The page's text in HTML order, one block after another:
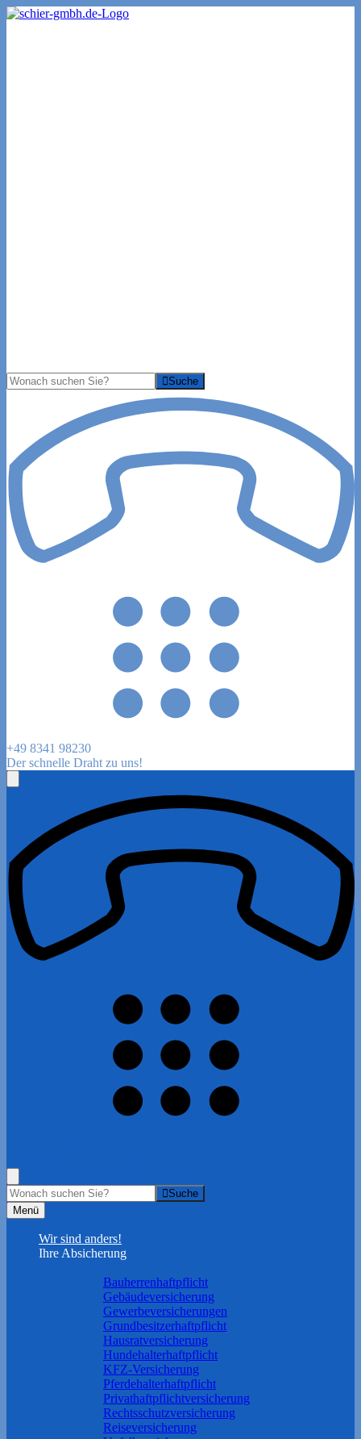
Suche
+49 8341 98230
Der schnelle Draht zu uns!
Suche
Menü
Wir sind anders!
Ihre Absicherung
Bauherrenhaftpflicht
Gebäudeversicherung
Gewerbeversicherungen
Grundbesitzerhaftpflicht
Hausratversicherung
Hundehalterhaftpflicht
KFZ-Versicherung
Pferdehalterhaftpflicht
Privathaftpflichtversicherung
Rechtsschutzversicherung
Reiseversicherung